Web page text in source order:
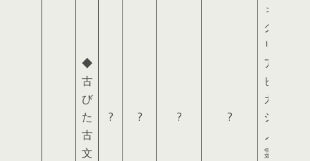
◆
古
び
た
古
文
? ? ? ?
＞
ク
リ
ア
ヒ
ガ
シ
ノ
霊